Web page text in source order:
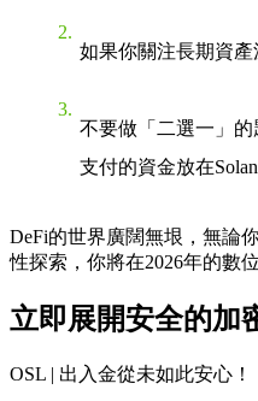
如果你關注長期資產
不要做「二選一」的
支付的資金放在
DeFi的世界廣闊無垠，無論
性探索，你將在2026年的數
立即展開安全的加
OSL | 出入金從未如此安心！